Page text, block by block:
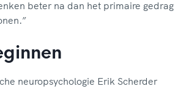
beter na dan het primaire gedrag
neuropsychologie Erik Scherder